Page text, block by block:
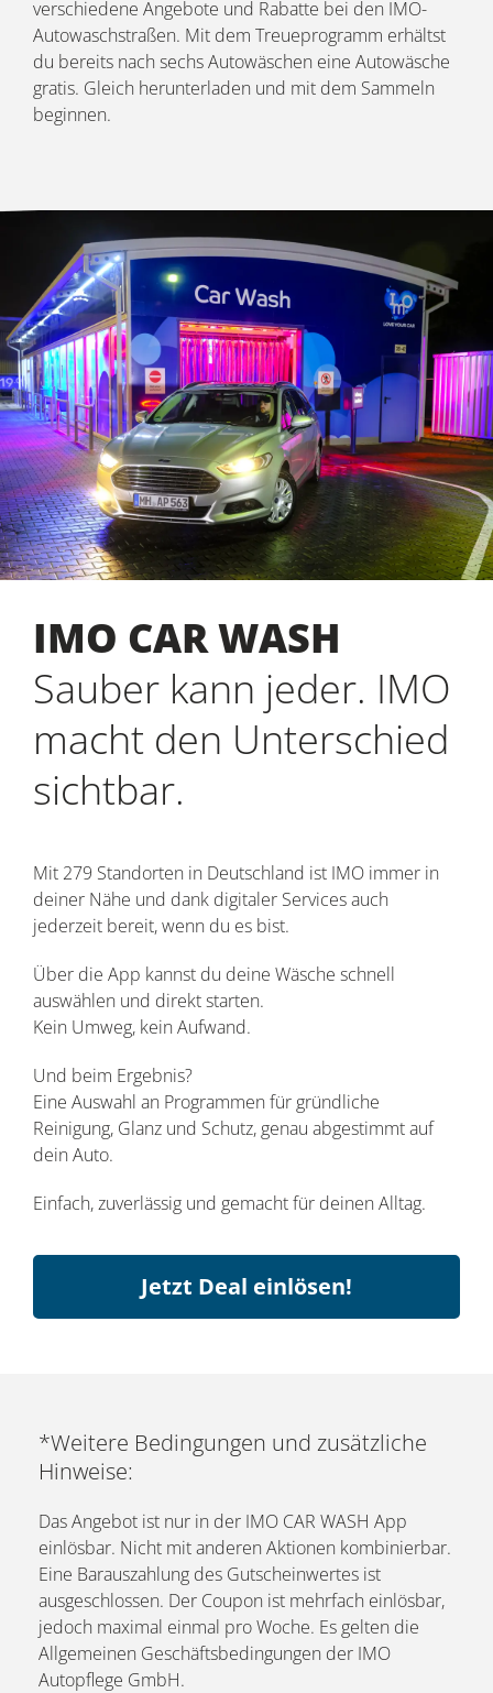
verschiedene Angebote und Rabatte bei den IMO-
Autowaschstraßen. Mit dem Treueprogramm erhältst
du bereits nach sechs Autowäschen eine Autowäsche
gratis. Gleich herunterladen und mit dem Sammeln
beginnen.
IMO CAR WASH
Sauber kann jeder. IMO
macht den Unterschied
sichtbar.
Mit 279 Standorten in Deutschland ist IMO immer in
deiner Nähe und dank digitaler Services auch
jederzeit bereit, wenn du es bist.
Über die App kannst du deine Wäsche schnell
auswählen und direkt starten.
Kein Umweg, kein Aufwand.
Und beim Ergebnis?
Eine Auswahl an Programmen für gründliche
Reinigung, Glanz und Schutz, genau abgestimmt auf
dein Auto.
Einfach, zuverlässig und gemacht für deinen Alltag.
Jetzt Deal einlösen!
*Weitere Bedingungen und zusätzliche
Hinweise:
Das Angebot ist nur in der IMO CAR WASH App
einlösbar. Nicht mit anderen Aktionen kombinierbar.
Eine Barauszahlung des Gutscheinwertes ist
ausgeschlossen. Der Coupon ist mehrfach einlösbar,
jedoch maximal einmal pro Woche. Es gelten die
Allgemeinen Geschäftsbedingungen der IMO
Autopflege GmbH.